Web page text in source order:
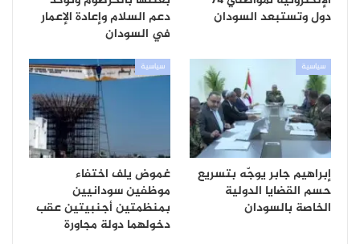
دول وتستبعد السودان
دعم السلام وإعادة الإعمار
في السودان
سياسية
إبراهيم جابر يوجّه بتسريع
حسم القضايا الدولية
الخاصة بالسودان
سياسية
غموض يلف اختفاء
موظفين سودانيين
بمنظمتين أجنبيتين عقب
دخولهما دولة مجاورة